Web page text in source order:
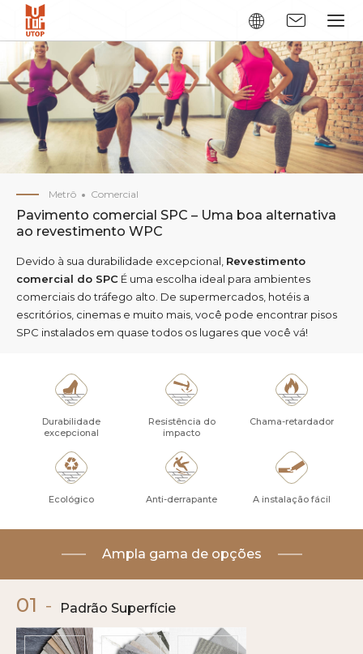
Metrô Comercial
Pavimento comercial SPC – Uma boa alternativa
ao revestimento WPC
Devido à sua durabilidade excepcional, Revestimento
comercial do SPC É uma escolha ideal para ambientes
comerciais do tráfego alto. De supermercados, hotéis a
escritórios, cinemas e muito mais, você pode encontrar pisos
SPC instalados em quase todos os lugares que você vá!
Durabilidade
excepcional
Resistência do
impacto
Chama-retardador
Ecológico Anti-derrapante A instalação fácil
Ampla gama de opções
01 - Padrão Superfície